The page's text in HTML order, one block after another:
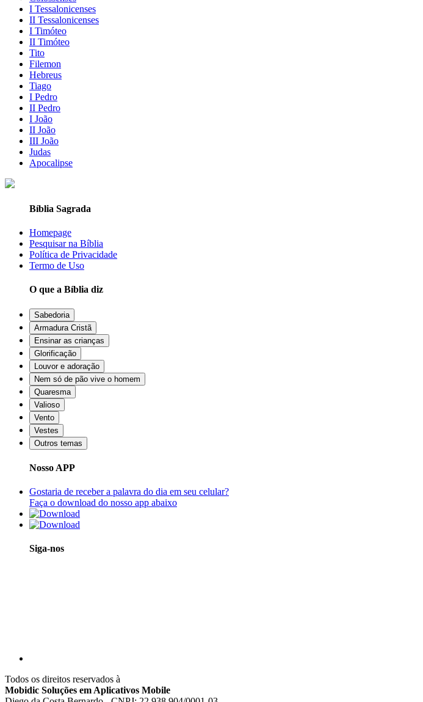
I Tessalonicenses
II Tessalonicenses
I Timóteo
II Timóteo
Tito
Filemon
Hebreus
Tiago
I Pedro
II Pedro
I João
II João
III João
Judas
Apocalipse
Bíblia Sagrada
Homepage
Pesquisar na Bíblia
Política de Privacidade
Termo de Uso
O que a Bíblia diz
Sabedoria
Armadura Cristã
Ensinar as crianças
Glorificação
Louvor e adoração
Nem só de pão vive o homem
Quaresma
Valioso
Vento
Vestes
Outros temas
Nosso APP
Gostaria de receber a palavra do dia em seu celular?
Faça o download do nosso app abaixo
Siga-nos
Todos os direitos reservados à
Mobidic Soluções em Aplicativos Mobile